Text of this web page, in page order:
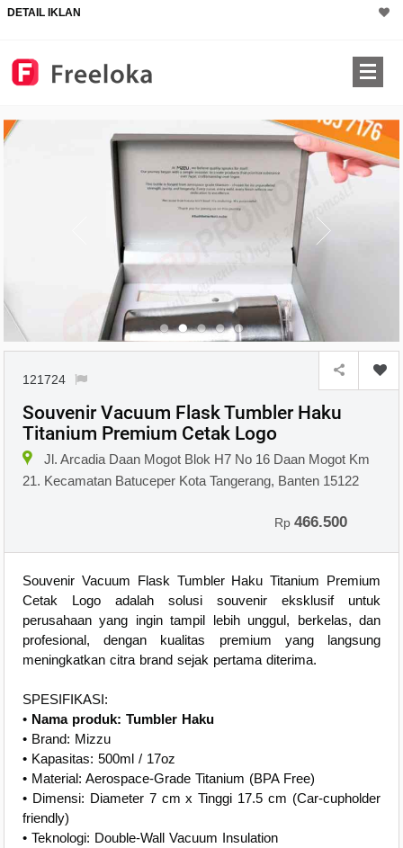
DETAIL IKLAN
121724
Souvenir Vacuum Flask Tumbler Haku
Titanium Premium Cetak Logo
Jl. Arcadia Daan Mogot Blok H7 No 16 Daan Mogot Km
21. Kecamatan Batuceper Kota Tangerang, Banten 15122
Rp466.500
Souvenir Vacuum Flask Tumbler Haku Titanium Premium
Cetak Logo adalah solusi souvenir eksklusif untuk
perusahaan yang ingin tampil lebih unggul, berkelas, dan
profesional, dengan kualitas premium yang langsung
meningkatkan citra brand sejak pertama diterima.
SPESIFIKASI:
• Nama produk: Tumbler Haku
• Brand: Mizzu
• Kapasitas: 500ml / 17oz
• Material: Aerospace-Grade Titanium (BPA Free)
• Dimensi: Diameter 7 cm x Tinggi 17.5 cm (Car-cupholder
friendly)
• Teknologi: Double-Wall Vacuum Insulation